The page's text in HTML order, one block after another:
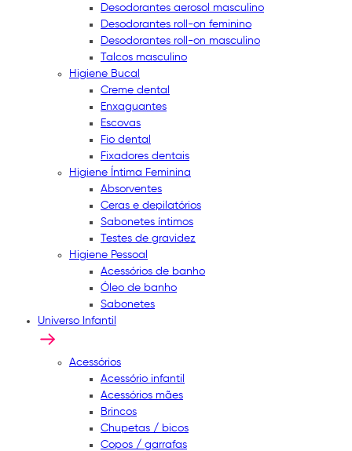
Desodorantes aerosol masculino
Desodorantes roll-on feminino
Desodorantes roll-on masculino
Talcos masculino
Higiene Bucal
Creme dental
Enxaguantes
Escovas
Fio dental
Fixadores dentais
Higiene Íntima Feminina
Absorventes
Ceras e depilatórios
Sabonetes íntimos
Testes de gravidez
Higiene Pessoal
Acessórios de banho
Óleo de banho
Sabonetes
Universo Infantil
Acessórios
Acessório infantil
Acessórios mães
Brincos
Chupetas / bicos
Copos / garrafas